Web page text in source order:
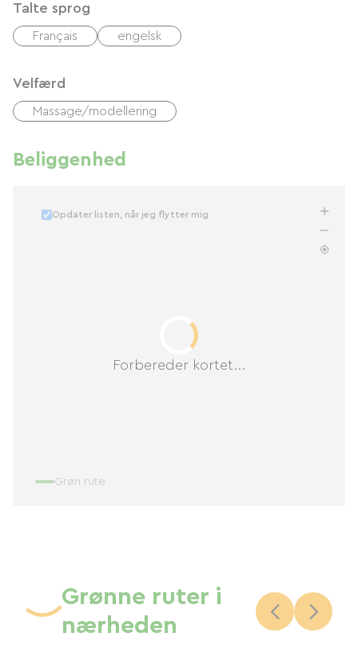
Talte sprog
Français engelsk
Velfærd
Massage/modellering
Beliggenhed
Forbereder kortet...
Opdater listen, når jeg flytter mig
Grøn rute
Grønne ruter i
nærheden